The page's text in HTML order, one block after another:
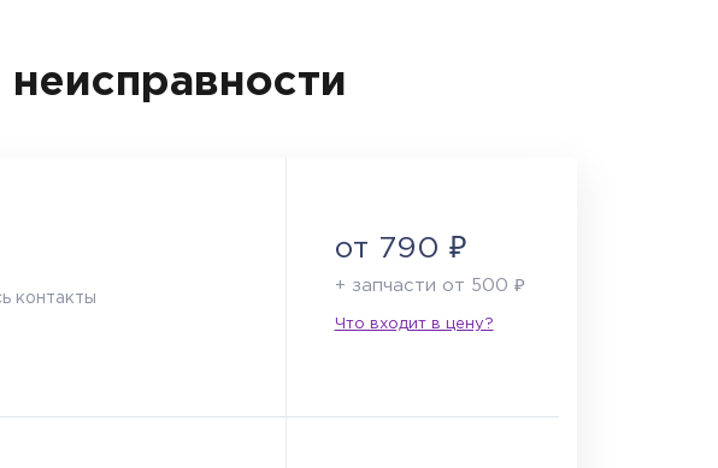
контакты
от 790 ₽
+ запчасти от 500 ₽
Что входит в цену?